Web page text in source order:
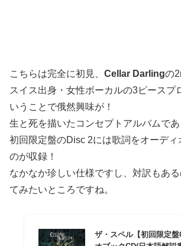
こちらは完全に初見、 Cellar Darlingの
スイス出身・女性ボーカルの3ピースプ
いうことで俄然興味が！
生と死を描いたコンセプトアルバムであ
初回限定盤のDisc 2には歌詞をオーディ
のが収録！
なかなか珍しい仕様ですし、対訳もあ
てみたいところですね。
ザ・スペル【初回限定